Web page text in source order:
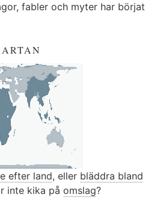
fabler och myter har börjat
efter land, eller bläddra bland
inte kika på omslag?